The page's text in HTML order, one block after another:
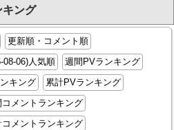
キング
更新順・コメント順
08-06)人気順
週間PVランキング
キング
累計PVランキング
コメントランキング
コメントランキング